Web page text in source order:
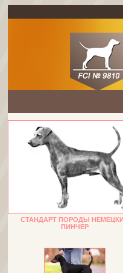
СТАНДАРТ ПОРОДЫ
ПИНЧЕР